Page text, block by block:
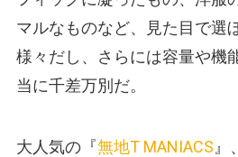
マルなものなど、見た目で選
様々だし、さらには容量や機
当に千差万別だ。
大人気の『無地T MANIACS 』